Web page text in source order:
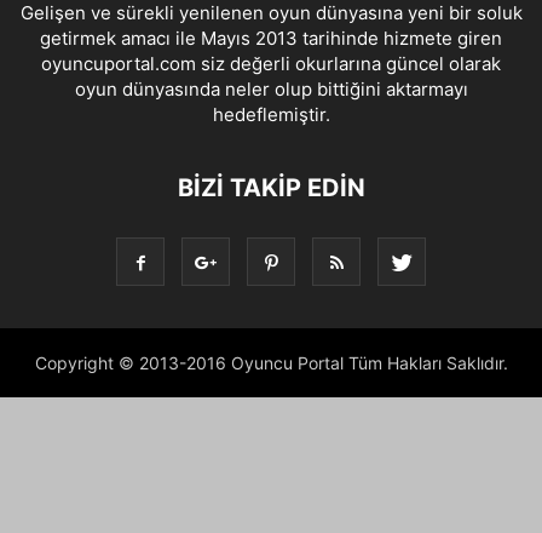
Gelişen ve sürekli yenilenen oyun dünyasına yeni bir soluk
getirmek amacı ile Mayıs 2013 tarihinde hizmete giren
oyuncuportal.com siz değerli okurlarına güncel olarak
oyun dünyasında neler olup bittiğini aktarmayı
hedeflemiştir.
BIZI TAKIP EDIN
Copyright © 2013-2016 Oyuncu Portal Tüm Hakları Saklıdır.